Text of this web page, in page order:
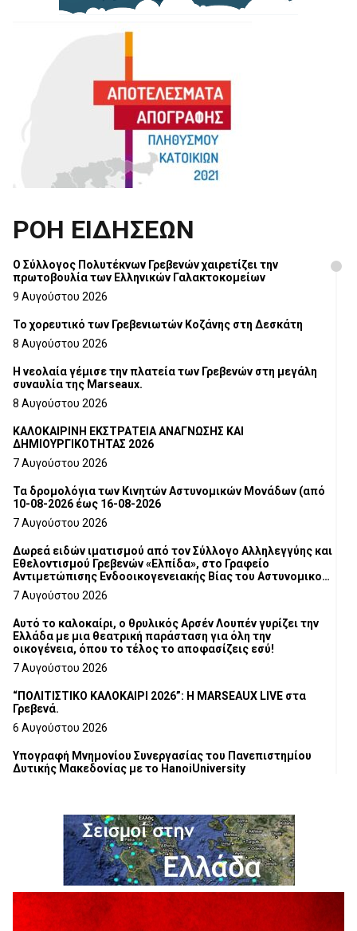
ΡΟΗ ΕΙΔΗΣΕΩΝ
Ο Σύλλογος Πολυτέκνων Γρεβενών χαιρετίζει την
πρωτοβουλία των Ελληνικών Γαλακτοκομείων
9 Αυγούστου 2026
Το χορευτικό των Γρεβενιωτών Κοζάνης στη Δεσκάτη
8 Αυγούστου 2026
Η νεολαία γέμισε την πλατεία των Γρεβενών στη μεγάλη
συναυλία της Marseaux.
8 Αυγούστου 2026
ΚΑΛΟΚΑΙΡΙΝΗ ΕΚΣΤΡΑΤΕΙΑ ΑΝΑΓΝΩΣΗΣ ΚΑΙ
ΔΗΜΙΟΥΡΓΙΚΟΤΗΤΑΣ 2026
7 Αυγούστου 2026
Τα δρομολόγια των Κινητών Αστυνομικών Μονάδων (από
10-08-2026 έως 16-08-2026
7 Αυγούστου 2026
Δωρεά ειδών ιματισμού από τον Σύλλογο Αλληλεγγύης και
Εθελοντισμού Γρεβενών «Ελπίδα», στο Γραφείο
Αντιμετώπισης Ενδοοικογενειακής Βίας του Αστυνομικού
Τμήματος Γρεβενών
7 Αυγούστου 2026
Αυτό το καλοκαίρι, ο θρυλικός Αρσέν Λουπέν γυρίζει την
Ελλάδα με μια θεατρική παράσταση για όλη την
οικογένεια, όπου το τέλος το αποφασίζεις εσύ!
7 Αυγούστου 2026
“ΠΟΛΙΤΙΣΤΙΚΟ ΚΑΛΟΚΑΙΡΙ 2026”: Η MARSEAUX LIVE στα
Γρεβενά.
6 Αυγούστου 2026
Υπογραφή Μνημονίου Συνεργασίας του Πανεπιστημίου
Δυτικής Μακεδονίας με το HanoiUniversity
Σε απόγνωση λόγω αδέσποτων
6 Αυγούστου 2026
ΔΙΑΚΟΠΗ ΗΛΕΚΤΡΙΚΟΥ ΡΕΥΜΑΤΟΣ
6 Αυγούστου 2026
Ολοκληρώνεται η ασφαλτόστρωση της οδού Περιβόλι –
Αβδέλλα